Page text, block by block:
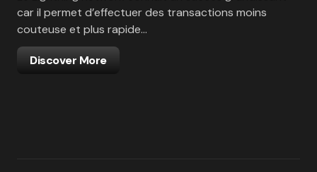
car il permet d’effectuer des transactions moins
couteuse et plus rapide…
Discover More